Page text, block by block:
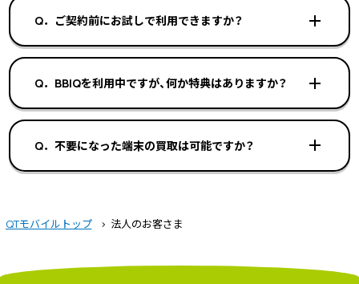
Q．ご契約前にお試しで利用できますか？
Q．BBIQを利用中ですが、何か特典はありますか？
Q．不要になった端末の買取は可能ですか？
QTモバイルトップ 法人のお客さま